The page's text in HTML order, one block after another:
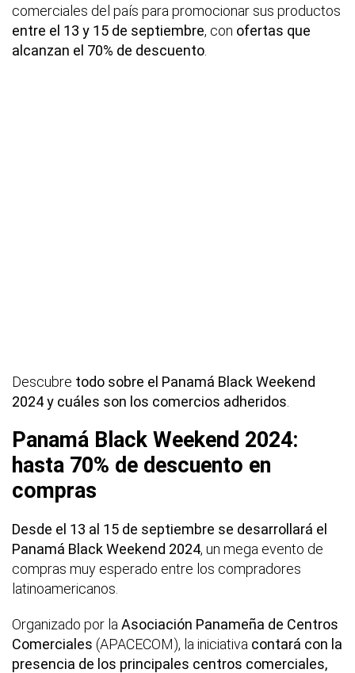
comerciales del país para promocionar sus productos
entre el 13 y 15 de septiembre, con ofertas que
alcanzan el 70% de descuento
Descubre todo sobre el Panamá Black Weekend
2024 y cuáles son los comercios adheridos
Panamá Black Weekend 2024:
hasta 70% de descuento en
compras
Desde el 13 al 15 de septiembre se desarrollará el
Panamá Black Weekend 2024, un mega evento de
compras muy esperado entre los compradores
latinoamericanos.
Organizado por la Asociación Panameña de Centros
Comerciales (APACECOM), la iniciativa contará con la
presencia de los principales centros comerciales,